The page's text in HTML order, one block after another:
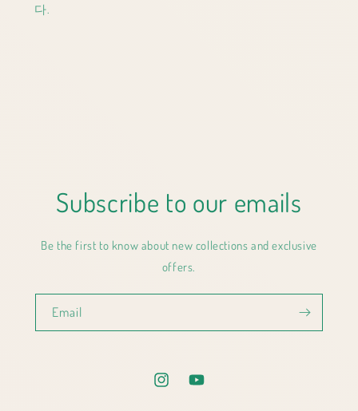
다.
Subscribe to our emails
Be the first to know about new collections and exclusive
offers.
Email
InstagramYouTube